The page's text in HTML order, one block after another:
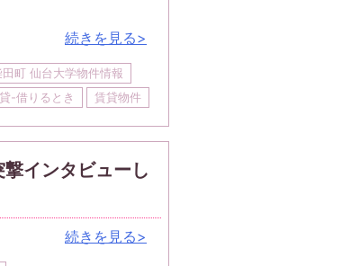
続きを見る>
田町 仙台大学物件情報
-借りるとき 賃貸物件
インタビューし
続きを見る>